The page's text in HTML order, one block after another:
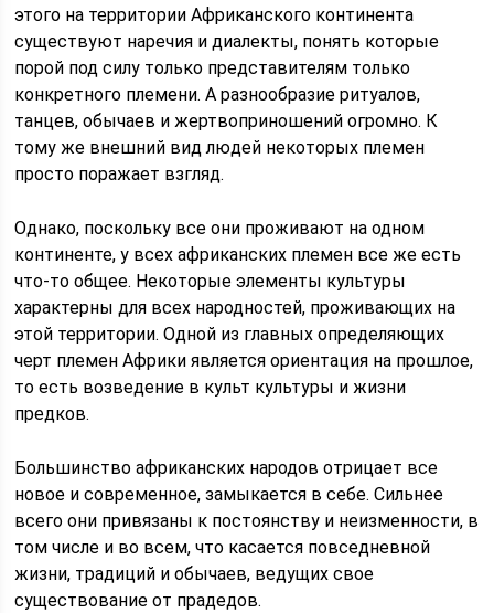
этого на территории Африканского континента
существуют наречия и диалекты, понять которые
порой под силу только представителям только
конкретного племени. А разнообразие ритуалов,
танцев, обычаев и жертвоприношений огромно. К
тому же внешний вид людей некоторых племен
просто поражает взгляд.
Однако, поскольку все они проживают на одном
континенте, у всех африканских племен все же есть
что-то общее. Некоторые элементы культуры
характерны для всех народностей, проживающих на
этой территории. Одной из главных определяющих
черт племен Африки является ориентация на прошлое,
то есть возведение в культ культуры и жизни
предков.
Большинство африканских народов отрицает все
новое и современное, замыкается в себе. Сильнее
всего они привязаны к постоянству и неизменности, в
том числе и во всем, что касается повседневной
жизни, традиций и обычаев, ведущих свое
существование от прадедов.